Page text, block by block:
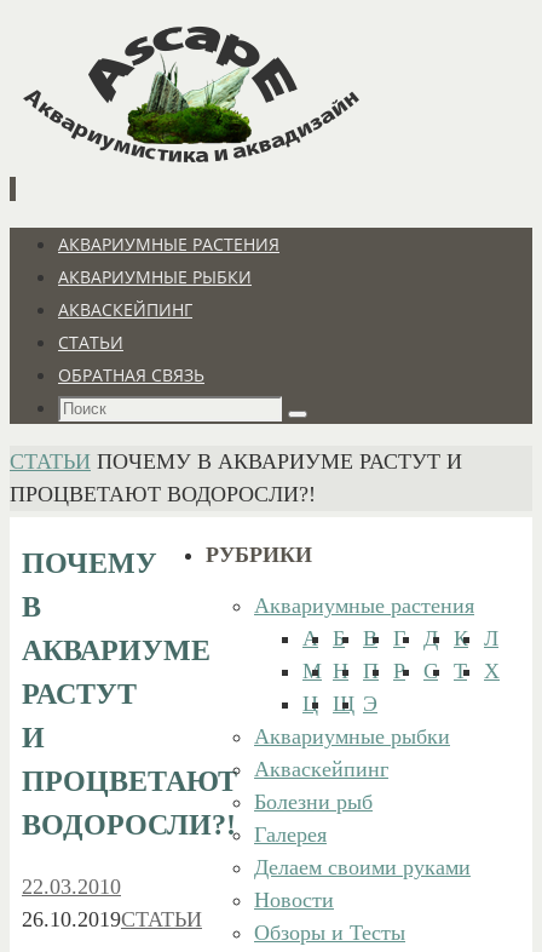
содержимому
Перейти
содержимому
АКВАРИУМНЫЕ РАСТЕНИЯ
АКВАРИУМНЫЕ РЫБКИ
АКВАСКЕЙПИНГ
СТАТЬИ
ОБРАТНАЯ СВЯЗЬ
Что
Поиск
ГЛАВНАЯ
СТАТЬИ ПОЧЕМУ В АКВАРИУМЕ РАСТУТ И
ПРОЦВЕТАЮТ ВОДОРОСЛИ?!
ПОЧЕМУ
В
АКВАРИУМЕ
РАСТУТ
И
ПРОЦВЕТАЮТ
ВОДОРОСЛИ?!
22.03.2010
26.10.2019СТАТЬИ
РУБРИКИ
Аквариумные растения
А Б В Г Д К
Л
М Н П Р С Т
Х
Ц Щ Э
Аквариумные рыбки
Акваскейпинг
Болезни рыб
Галерея
Делаем своими руками
Новости
Обзоры и Тесты